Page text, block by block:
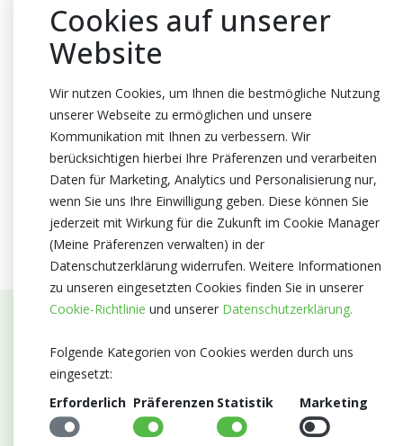
Bleiben Sie auf dem Laufenden mit Neuigkeiten und
Cookies auf unserer
Website
Wir nutzen Cookies, um Ihnen die bestmögliche Nutzung
unserer Webseite zu ermöglichen und unsere
Kommunikation mit Ihnen zu verbessern. Wir
berücksichtigen hierbei Ihre Präferenzen und verarbeiten
Daten für Marketing, Analytics und Personalisierung nur,
wenn Sie uns Ihre Einwilligung geben. Diese können Sie
jederzeit mit Wirkung für die Zukunft im Cookie Manager
(Meine Präferenzen verwalten) in der
Datenschutzerklärung widerrufen. Weitere Informationen
zu unseren eingesetzten Cookies finden Sie in unserer
Cookie-Richtlinie und unserer Datenschutzerklärung.
Folgende Kategorien von Cookies werden durch uns
eingesetzt:
Erforderlich Präferenzen Statistik Marketing